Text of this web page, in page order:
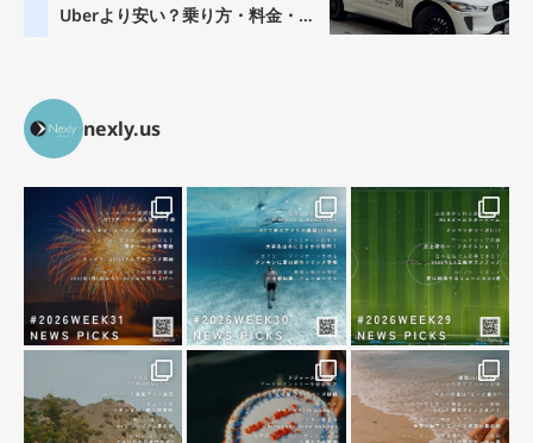
Uberより安い？乗り方・料金・注
nexly.us